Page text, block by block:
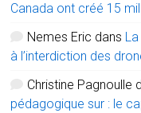
Canada ont créé 15
Nemes Eric dans
à l’interdiction des
Christine Pagnoulle
pédagogique sur : le